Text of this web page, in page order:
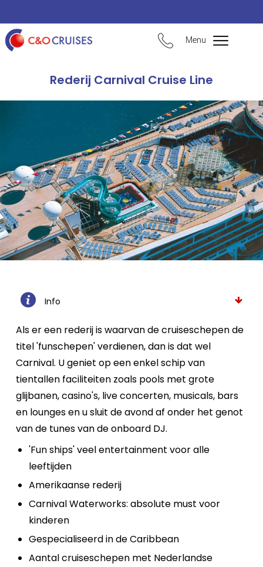
Menu
Rederij Carnival Cruise Line
Info
Als er een rederij is waarvan de cruiseschepen de
titel 'funschepen' verdienen, dan is dat wel
Carnival. U geniet op een enkel schip van
tientallen faciliteiten zoals pools met grote
glijbanen, casino's, live concerten, musicals, bars
en lounges en u sluit de avond af onder het genot
van de tunes van de onboard DJ.
'Fun ships' veel entertainment voor alle
leeftijden
Amerikaanse rederij
Carnival Waterworks: absolute must voor
kinderen
Gespecialiseerd in de Caribbean
Aantal cruiseschepen met Nederlandse